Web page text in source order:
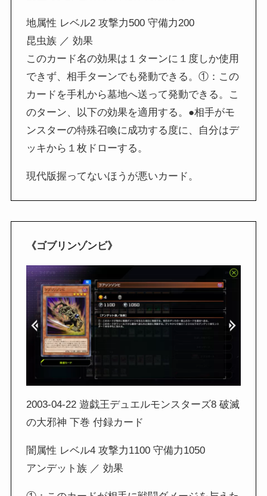
地属性 レベル2 攻撃力500 守備力200
昆虫族 ／ 効果
このカード名の効果は１ターンに１度しか使用
できず、相手ターンでも発動できる。①：この
カードを手札から墓地へ送って発動できる。こ
のターン、以下の効果を適用する。●相手がモ
ンスターの特殊召喚に成功する度に、自分はデ
ッキから１枚ドローする。
現代版握ってないほうが悪いカード。
《ゴブリンゾンビ》
2003-04-22 遊戯王デュエルモンスターズ8 破滅
の大邪神 下巻 付録カード
闇属性 レベル4 攻撃力1100 守備力1050
アンデット族 ／ 効果